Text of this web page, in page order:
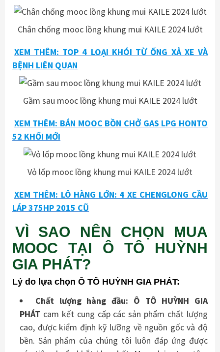
Chân chống mooc lồng khung mui KAILE 2024 lướt
XEM THÊM: TOP 4 LOẠI KHÓI TỪ ỐNG XẢ XE VÀ
BỆNH LIÊN QUAN
Gầm sau mooc lồng khung mui KAILE 2024 lướt
XEM THÊM: BÁN MOOC BỒN CHỞ GAS LPG HONTO
52 KHỐI MỚI
Vỏ lốp mooc lồng khung mui KAILE 2024 lướt
XEM THÊM: LÔ HÀNG LỚN: 4 XE CHENGLONG CẦU
LÁP 375HP 2015 CŨ
VÌ SAO NÊN CHỌN MUA
MOOC TẠI Ô TÔ HUỲNH
GIA PHÁT?
Lý do lựa chọn Ô TÔ HUỲNH GIA PHÁT:
Chất lượng hàng đầu: Ô TÔ HUỲNH GIA
PHÁT cam kết cung cấp các sản phẩm chất lượng
cao, được kiểm định kỹ lưỡng về nguồn gốc và độ
bền. Sản phẩm của chúng tôi luôn đáp ứng được